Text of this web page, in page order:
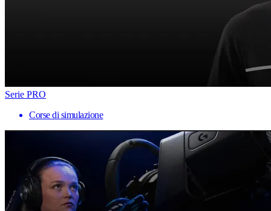
Serie PRO
Corse di simulazione